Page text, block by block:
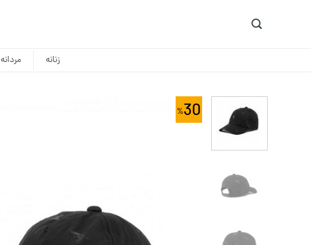
زنانه مردانه
30